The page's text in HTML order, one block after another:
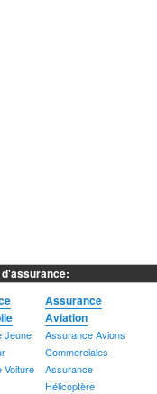
Jeune
Voiture
Assurance
Aviation
Assurance Avions
Commerciales
Assurance
Hélicoptère